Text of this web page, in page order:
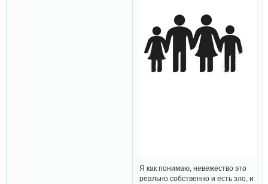
Я как понимаю, невежество это
реально собственно и есть зло, и